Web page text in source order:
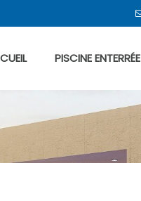
PISCINE ENTERRÉE